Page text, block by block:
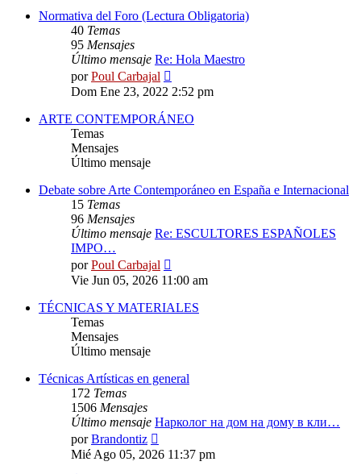
Normativa del Foro (Lectura Obligatoria)
40 Temas
95 Mensajes
Último mensaje Re: Hola Maestro
porPoul Carbajal
último
mensaje
Dom Ene 23, 2022 2:52 pm
ARTE CONTEMPORÁNEO
Temas
Mensajes
Último mensaje
Debate sobre Arte Contemporáneo en España e Internacional
15 Temas
96 Mensajes
Último mensaje Re: ESCULTORES ESPAÑOLES
IMPO…
porPoul Carbajal
último
Vie Jun 05, 2026 11:00 am
TÉCNICAS Y MATERIALES
Temas
Mensajes
Último mensaje
Técnicas Artísticas en general
172 Temas
1506 Mensajes
Último mensaje Нарколог на дом на дому в кли…
porBrandontiz
último
Mié Ago 05, 2026 11:37 pm